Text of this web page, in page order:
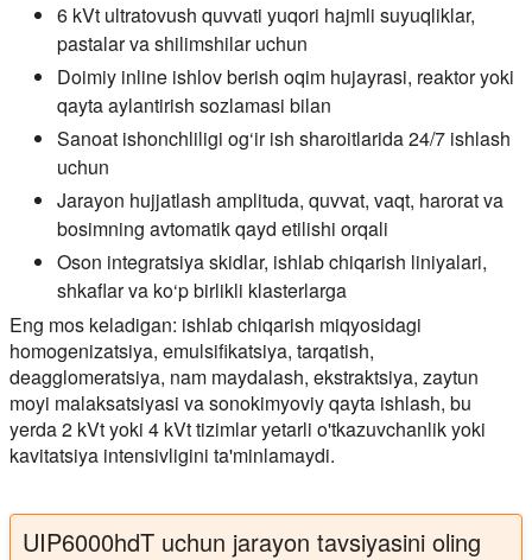
6 kVt ultratovush quvvati yuqori hajmli suyuqliklar,
pastalar va shilimshilar uchun
Doimiy inline ishlov berish oqim hujayrasi, reaktor yoki
qayta aylantirish sozlamasi bilan
Sanoat ishonchliligi og‘ir ish sharoitlarida 24/7 ishlash
uchun
Jarayon hujjatlash amplituda, quvvat, vaqt, harorat va
bosimning avtomatik qayd etilishi orqali
Oson integratsiyaskidlar, ishlab chiqarish liniyalari,
shkaflar va ko‘p birlikli klasterlarga
Eng mos keladigan: ishlab chiqarish miqyosidagi
homogenizatsiya, emulsifikatsiya, tarqatish,
deagglomeratsiya, nam maydalash, ekstraktsiya, zaytun
moyi malaksatsiyasi va sonokimyoviy qayta ishlash, bu
yerda 2 kVt yoki 4 kVt tizimlar yetarli o'tkazuvchanlik yoki
kavitatsiya intensivligini ta'minlamaydi.
UIP6000hdT uchun jarayon tavsiyasini oling